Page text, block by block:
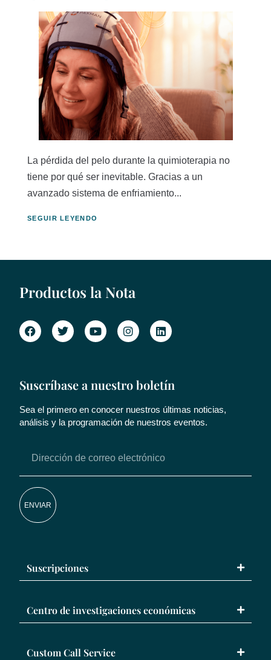
La pérdida del pelo durante la quimioterapia no
tiene por qué ser inevitable. Gracias a un
avanzado sistema de enfriamiento...
SEGUIR LEYENDO
Productos la Nota
Suscríbase a nuestro boletín
Sea el primero en conocer nuestros últimas noticias,
análisis y la programación de nuestros eventos.
ENVIAR
Suscripciones
Centro de investigaciones económicas
Custom Call Service